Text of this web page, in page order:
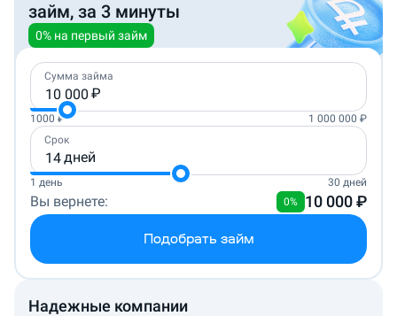
займ, за 3 минуты
0% на первый займ
Сумма займа
₽
1000 ₽ 1 000 000 ₽
Срок
дней
1 день 30 дней
Вы вернете: 0% 10 000₽
Подобрать займ
Надежные компании